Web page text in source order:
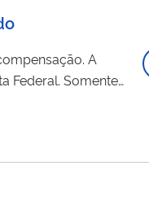
A
Somente
Após a